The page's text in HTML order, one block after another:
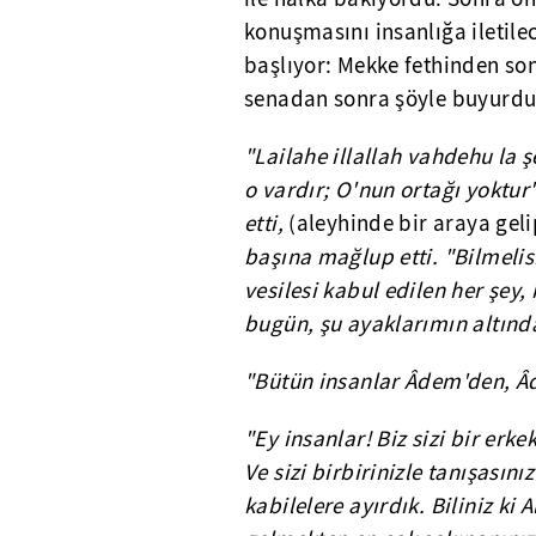
konuşmasını insanlığa
başlıyor: Mekke fethinden
senadan sonra şöyle
"Lailahe illallah vahdehu la
o vardır; O'nun ortağı
etti, (aleyhinde bir araya
başına mağlup etti.
vesilesi kabul edilen her
bugün, şu ayaklarımın
"Bütün insanlar Âdem'den,
"Ey insanlar! Biz sizi bir
Ve sizi birbirinizle
kabilelere ayırdık. Biliniz ki